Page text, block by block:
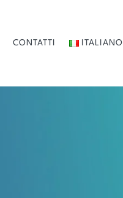
CONTATTI ITALIANO